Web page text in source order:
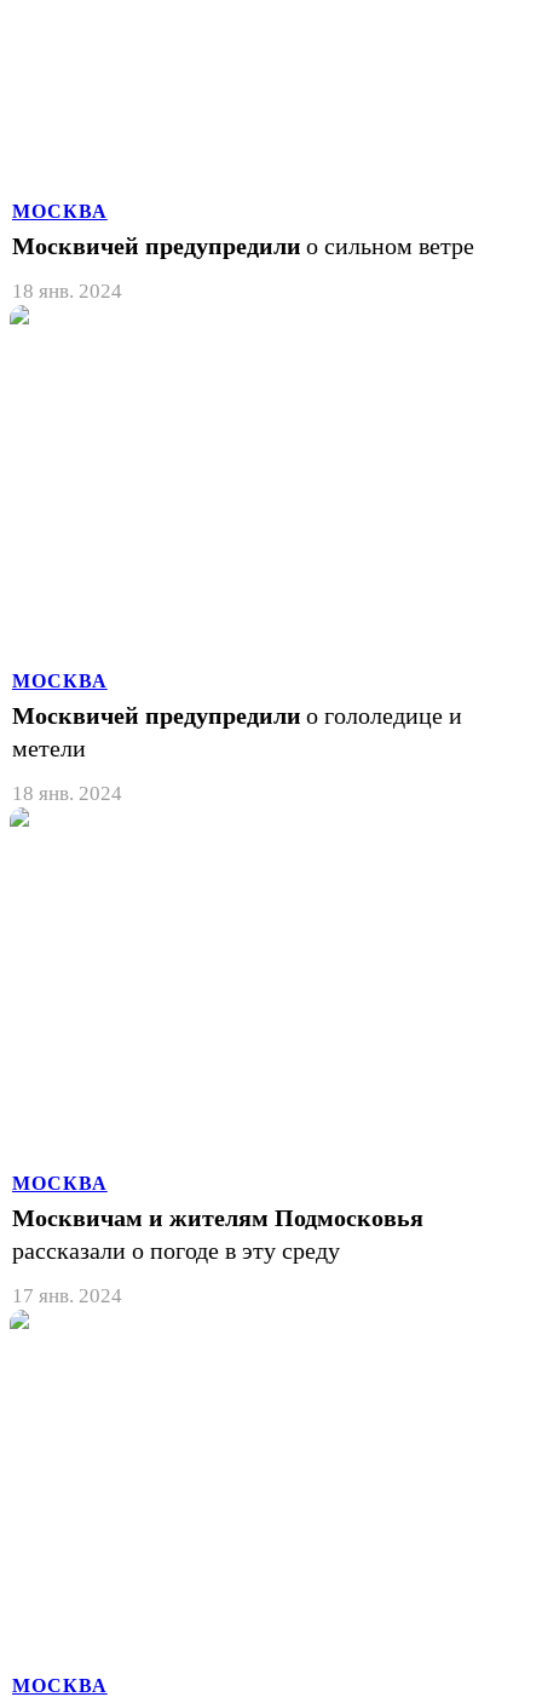
МОСКВА
Москвичей предупредили о сильном ветре
18 янв. 2024
МОСКВА
Москвичей предупредили о гололедице и
метели
18 янв. 2024
МОСКВА
Москвичам и жителям Подмосковья
рассказали о погоде в эту среду
17 янв. 2024
МОСКВА